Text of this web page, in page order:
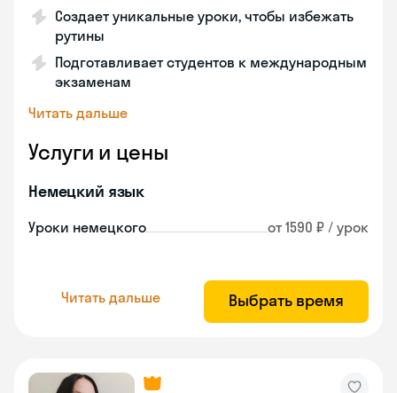
Создает уникальные уроки, чтобы избежать
рутины
Подготавливает студентов к международным
экзаменам
Читать дальше
Услуги и цены
Немецкий язык
Уроки немецкого от 1590 ₽ / урок
Читать дальше Выбрать время